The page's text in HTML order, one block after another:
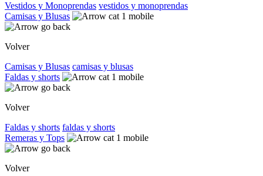
Vestidos y Monoprendas vestidos y monoprendas
Camisas y Blusas
Volver
Camisas y Blusas camisas y blusas
Faldas y shorts
Volver
Faldas y shorts faldas y shorts
Remeras y Tops
Volver